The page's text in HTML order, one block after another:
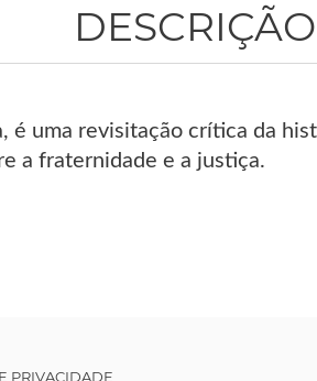
DESCRIÇÃO
é uma revisitação crítica da
a fraternidade e a justiça.
PRIVACIDADE